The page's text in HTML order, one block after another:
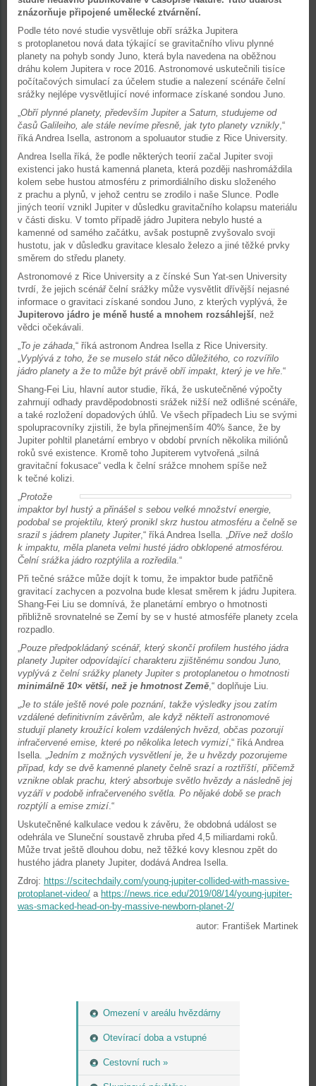
Omezení v areálu hvězdárny
Otevírací doba a vstupné
Cestovní ruch »
znázorňuje připojené umělecké ztvárnění.
Podle této nové studie vysvětluje obří srážka Jupitera
s protoplanetou nová data týkající se gravitačního vlivu plynné
planety na pohyb sondy Juno, která byla navedena na oběžnou
dráhu kolem Jupitera v roce 2016. Astronomové uskutečnili tisíce
počítačových simulací za účelem studie a nalezení scénáře čelní
srážky nejlépe vysvětlující nové informace získané sondou Juno.
„Obří plynné planety, především Jupiter a Saturn, studujeme od
časů Galileiho, ale stále nevíme přesně, jak tyto planety vznikly,“
říká Andrea Isella, astronom a spoluautor studie z Rice University.
Andrea Isella říká, že podle některých teorií začal Jupiter svoji
existenci jako hustá kamenná planeta, která později nashromáždila
kolem sebe hustou atmosféru z primordiálního disku složeného
z prachu a plynů, v jehož centru se zrodilo i naše Slunce. Podle
jiných teorií vznikl Jupiter v důsledku gravitačního kolapsu materiálu
v části disku. V tomto případě jádro Jupitera nebylo husté a
kamenné od samého začátku, avšak postupně zvyšovalo svoji
hustotu, jak v důsledku gravitace klesalo železo a jiné těžké prvky
směrem do středu planety.
Astronomové z Rice University a z čínské Sun Yat-sen University
tvrdí, že jejich scénář čelní srážky může vysvětlit dřívější nejasné
informace o gravitaci získané sondou Juno, z kterých vyplývá, že
Jupiterovo jádro je méně husté a mnohem rozsáhlejší, než
vědci očekávali.
„To je záhada,“ říká astronom Andrea Isella z Rice University.
„Vyplývá z toho, že se muselo stát něco důležitého, co rozvířilo
jádro planety a že to může být právě obří impakt, který je ve hře.“
Shang-Fei Liu, hlavní autor studie, říká, že uskutečněné výpočty
zahrnují odhady pravděpodobnosti srážek nižší než odlišné scénáře,
a také rozložení dopadových úhlů. Ve všech případech Liu se svými
spolupracovníky zjistili, že byla přinejmenším 40% šance, že by
Jupiter pohltil planetární embryo v období prvních několika miliónů
roků své existence. Kromě toho Jupiterem vytvořená „silná
gravitační fokusace“ vedla k čelní srážce mnohem spíše než
k tečné kolizi.
„Protože
impaktor byl hustý a přinášel s sebou velké množství energie,
podobal se projektilu, který pronikl skrz hustou atmosféru a čelně se
srazil s jádrem planety Jupiter,“ říká Andrea Isella. „Dříve než došlo
k impaktu, měla planeta velmi husté jádro obklopené atmosférou.
Čelní srážka jádro rozptýlila a rozředila.“
Při tečné srážce může dojít k tomu, že impaktor bude patřičně
gravitací zachycen a pozvolna bude klesat směrem k jádru Jupitera.
Shang-Fei Liu se domnívá, že planetární embryo o hmotnosti
přibližně srovnatelné se Zemí by se v husté atmosféře planety zcela
rozpadlo.
„Pouze předpokládaný scénář, který skončí profilem hustého jádra
planety Jupiter odpovídající charakteru zjištěnému sondou Juno,
vyplývá z čelní srážky planety Jupiter s protoplanetou o hmotnosti
minimálně 10× větší, než je hmotnost Země,“ doplňuje Liu.
„Je to stále ještě nové pole poznání, takže výsledky jsou zatím
vzdálené definitivním závěrům, ale když někteří astronomové
studují planety kroužící kolem vzdálených hvězd, občas pozorují
infračervené emise, které po několika letech vymizí,“ říká Andrea
Isella. „Jedním z možných vysvětlení je, že u hvězdy pozorujeme
případ, kdy se dvě kamenné planety čelně srazí a roztříští, přičemž
vznikne oblak prachu, který absorbuje světlo hvězdy a následně jej
vyzáří v podobě infračerveného světla. Po nějaké době se prach
rozptýlí a emise zmizí.“
Uskutečněné kalkulace vedou k závěru, že obdobná událost se
odehrála ve Sluneční soustavě zhruba před 4,5 miliardami roků.
Může trvat ještě dlouhou dobu, než těžké kovy klesnou zpět do
hustého jádra planety Jupiter, dodává Andrea Isella.
Zdroj: https://scitechdaily.com/young-jupiter-collided-with-massive-
protoplanet-video/ a https://news.rice.edu/2019/08/14/young-jupiter-
was-smacked-head-on-by-massive-newborn-planet-2/
autor: František Martinek